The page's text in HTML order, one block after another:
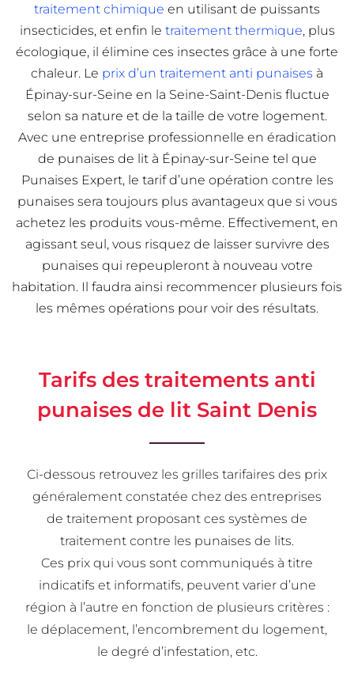
traitement chimique en utilisant de puissants
insecticides, et enfin le traitement thermique, plus
écologique, il élimine ces insectes grâce à une forte
chaleur. Le prix d’un traitement anti punaises à
Épinay-sur-Seine en la Seine-Saint-Denis fluctue
selon sa nature et de la taille de votre logement.
Avec une entreprise professionnelle en éradication
de punaises de lit à Épinay-sur-Seine tel que
Punaises Expert, le tarif d’une opération contre les
punaises sera toujours plus avantageux que si vous
achetez les produits vous-même. Effectivement, en
agissant seul, vous risquez de laisser survivre des
punaises qui repeupleront à nouveau votre
habitation. Il faudra ainsi recommencer plusieurs fois
les mêmes opérations pour voir des résultats.
Tarifs des traitements anti
punaises de lit Saint Denis
Ci-dessous retrouvez les grilles tarifaires des prix
généralement constatée chez des entreprises
de traitement proposant ces systèmes de
traitement contre les punaises de lits.
Ces prix qui vous sont communiqués à titre
indicatifs et informatifs, peuvent varier d’une
région à l’autre en fonction de plusieurs critères :
le déplacement, l’encombrement du logement,
le degré d’infestation, etc.